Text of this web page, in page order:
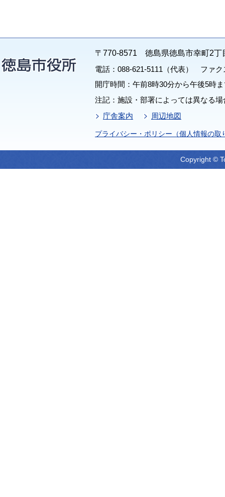
〒770-8571 徳島県徳島市幸町2丁
電話：088-621-5111（代表） ファク
開庁時間：午前8時30分から午後5時
注記：施設・部署によっては異なる
庁舎案内
周辺地図
プライバシー・ポリシー（個人情報の取
Copyright ©